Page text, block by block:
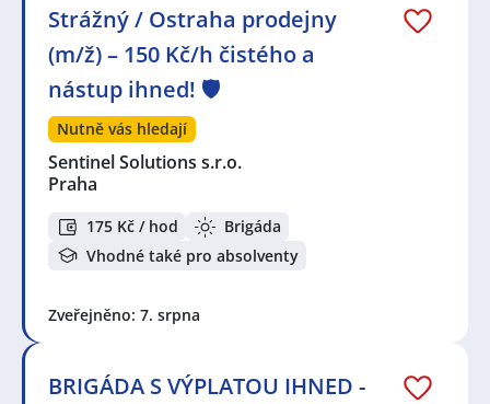
Strážný / Ostraha prodejny
(m/ž) – 150 Kč/h čistého a
nástup ihned! 🛡️
Nutně vás hledají
Sentinel Solutions s.r.o.
Praha
175 Kč / hod
Brigáda
Vhodné také pro absolventy
Zveřejněno: 7. srpna
BRIGÁDA S VÝPLATOU IHNED -